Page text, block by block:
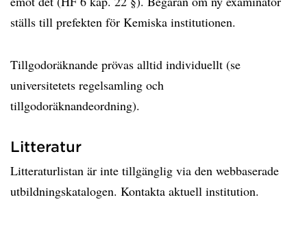
ställs till prefekten för Kemiska institutionen.
Tillgodoräknande prövas alltid individuellt (se
universitetets regelsamling och
tillgodoräknandeordning).
Litteratur
Litteraturlistan är inte tillgänglig via den webbaserade
utbildningskatalogen. Kontakta aktuell institution.